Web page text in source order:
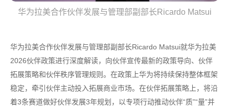
华为拉美合作伙伴发展与管理部副部长Ricardo Matsui
华为拉美合作伙伴发展与管理部副部长Ricardo Matsui就华为拉美
2026伙伴政策进行深度解读，向伙伴宣传最新的政策导向、伙伴
拓展策略和伙伴秩序管理规则。在政策上华为将持续保持整体框架
稳定，牵引伙伴主动投入拓展商业市场。在伙伴拓展策略上，将沿
着3条赛道做好伙伴发展3年规划，以专项行动推动伙伴“质”“量”并